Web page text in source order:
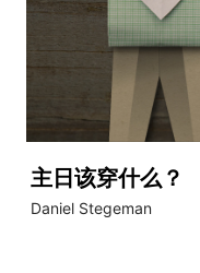
主日该穿什么？
Daniel Stegeman